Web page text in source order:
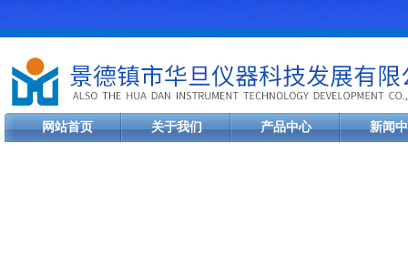
网站首页 关于我们 产品中心 新闻